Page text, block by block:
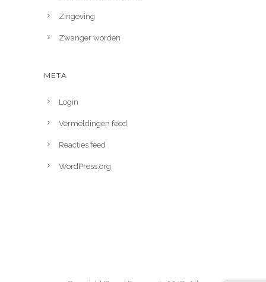
Zingeving
Zwanger worden
META
Login
Vermeldingen feed
Reacties feed
WordPress.org